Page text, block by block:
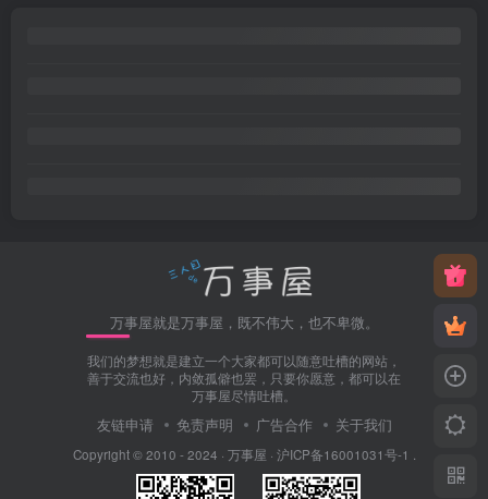
万事屋就是万事屋，既不伟大，也不卑微。
我们的梦想就是建立一个大家都可以随意吐槽的网站，
善于交流也好，内敛孤僻也罢，只要你愿意，都可以在
万事屋尽情吐槽。
友链申请 免责声明 广告合作 关于我们
Copyright © 2010 - 2024 · 万事屋 · 沪ICP备16001031号-1